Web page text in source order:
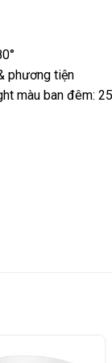
phương tiện
màu ban đêm: